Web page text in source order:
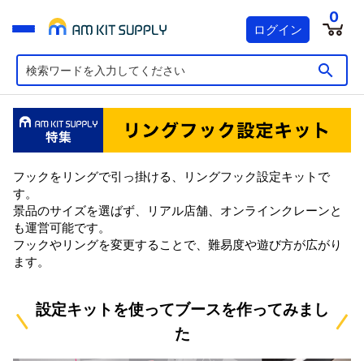
ログイン
0
フックをリングで引っ掛ける、リングフック設定キットで
す。
景品のサイズを選ばず、リアル店舗、オンラインクレーンと
も運営可能です。
フックやリングを変更することで、難易度や遊び方が広がり
ます。
設定キットを使ってブースを作ってみまし
た